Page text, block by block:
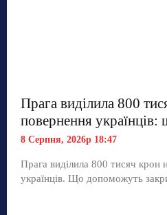
Прага виділила 800
повернення
8 Серпня, 2026р 18:47
Прага виділила 800 тисяч крон
українців. Що допоможуть